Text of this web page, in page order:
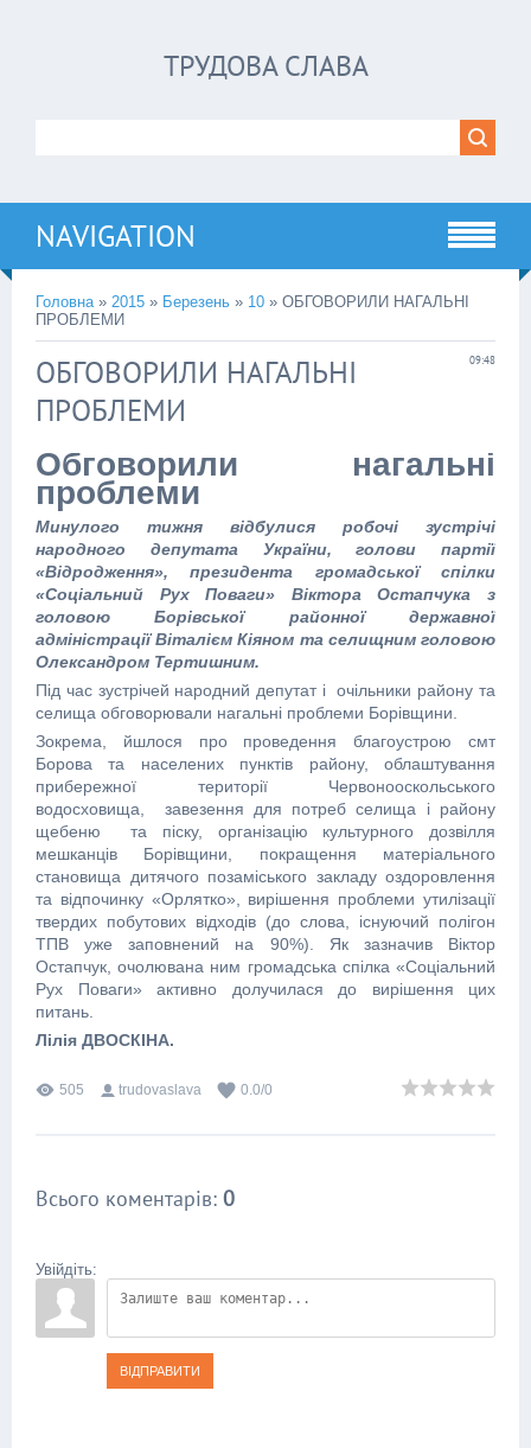
ТРУДОВА СЛАВА
NAVIGATION
Головна» 2015 » Березень » 10 » ОБГОВОРИЛИ НАГАЛЬНІ
ПРОБЛЕМИ
09:48
ОБГОВОРИЛИ НАГАЛЬНІ
ПРОБЛЕМИ
Обговорили нагальні
проблеми
Минулого тижня відбулися робочі зустрічі
народного депутата України, голови партії
«Відродження», президента громадської спілки
«Соціальний Рух Поваги» Віктора Остапчука з
головою Борівської районної державної
адміністрації Віталієм Кіяном та селищним головою
Олександром Тертишним.
Під час зустрічей народний депутат і очільники району та
селища обговорювали нагальні проблеми Борівщини.
Зокрема, йшлося про проведення благоустрою смт
Борова та населених пунктів району, облаштування
прибережної території Червонооскольського
водосховища, завезення для потреб селища і району
щебеню та піску, організацію культурного дозвілля
мешканців Борівщини, покращення матеріального
становища дитячого позаміського закладу оздоровлення
та відпочинку «Орлятко», вирішення проблеми утилізації
твердих побутових відходів (до слова, існуючий полігон
ТПВ уже заповнений на 90%). Як зазначив Віктор
Остапчук, очолювана ним громадська спілка «Соціальний
Рух Поваги» активно долучилася до вирішення цих
питань.
Лілія ДВОСКІНА.
505 trudovaslava 0.0/0
Всього коментарів: 0
Увійдіть:
ВІДПРАВИТИ